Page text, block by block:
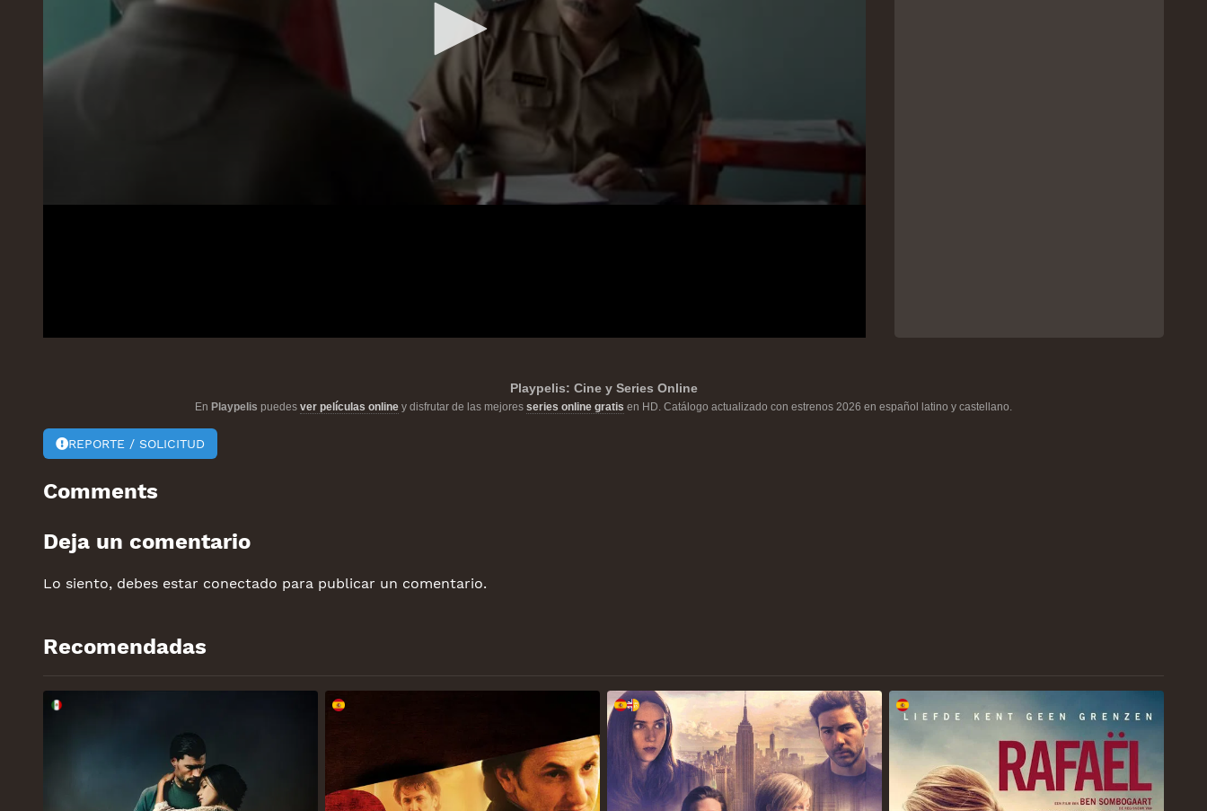
Playpelis: Cine y Series Online
En Playpelis puedes ver películas online y disfrutar de las mejores series online gratis en HD. Catálogo actualizado con estrenos 2026 en español latino y castellano.
REPORTE / SOLICITUD
Comments
Deja un comentario
Lo siento, debes estar conectado para publicar un comentario.
Recomendadas